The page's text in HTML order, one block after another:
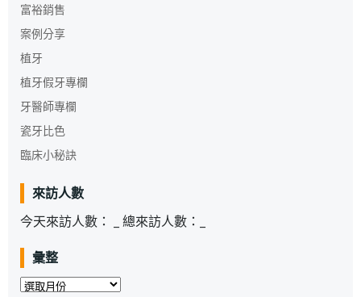
富裕銷售
案例分享
植牙
植牙假牙專欄
牙醫師專欄
瓷牙比色
臨床小秘訣
來訪人數
今天來訪人數：
總來訪人數：
彙整
彙